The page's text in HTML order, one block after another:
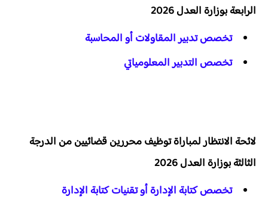
الرابعة بوزارة العدل 2026
تخصص تدبير المقاولات أو المحاسبة
تخصص التدبير المعلومياتي
لائحة الانتظار لمباراة توظيف محررين قضائيين من الدرجة
الثالثة بوزارة العدل 2026
تخصص كتابة الإدارة أو تقنيات كتابة الإدارة